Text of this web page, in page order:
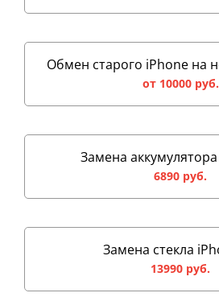
Обмен старого iPhone на
от 10000 руб.
Замена
6890 руб.
Замена стекла
13990 руб.